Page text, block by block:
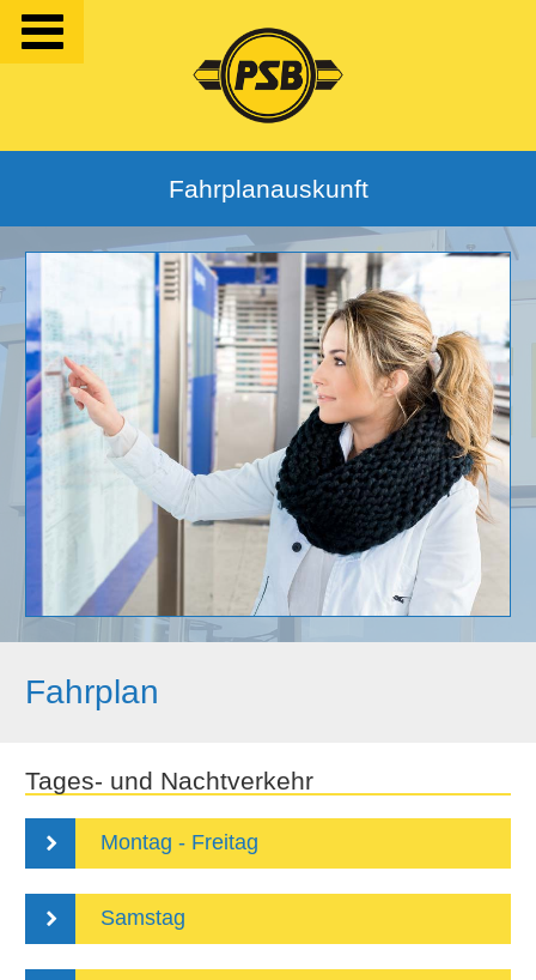
Fahrplanauskunft
Fahrplan
Tages- und Nachtverkehr
Montag - Freitag
Samstag